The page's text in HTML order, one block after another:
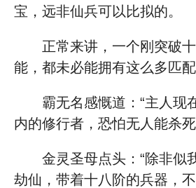
宝，远非仙兵可以比拟的。
正常来讲，一个刚突破
能，都未必能拥有这么多匹配
霸无名感慨道：“主人现
内的修行者，恐怕无人能杀
金灵圣母点头：“除非似
劫仙，带着十八阶的兵器，